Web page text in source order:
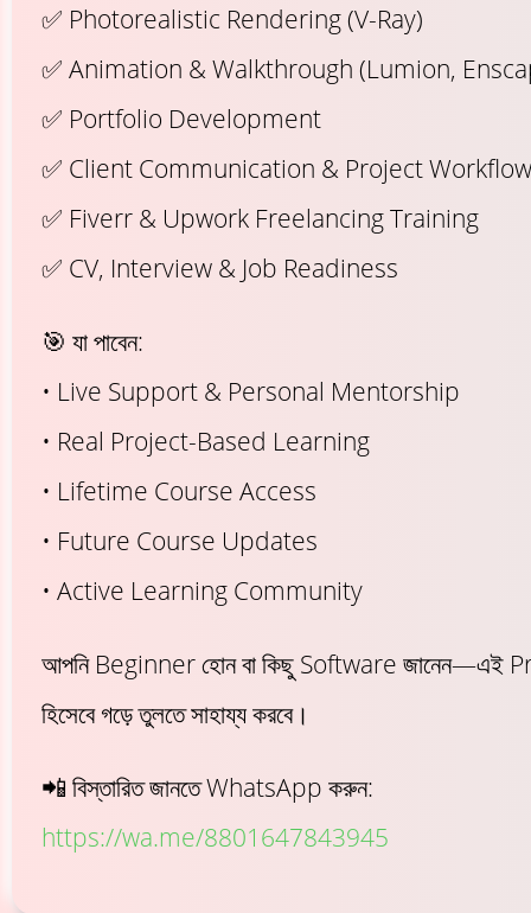
✅ Photorealistic Rendering (V-Ray)
✅ Animation & Walkthrough (Lumion,
✅ Portfolio Development
✅ Client Communication & Project Workflow
✅ Fiverr & Upwork Freelancing Training
✅ CV, Interview & Job Readiness
🎯 যা পাবেন:
• Live Support & Personal Mentorship
• Real Project-Based Learning
• Lifetime Course Access
• Future Course Updates
• Active Learning Community
আপনি Beginner হোন বা কিছু Software জানেন—এই
হিসেবে গড়ে তুলতে সাহায্য করবে।
📲 বিস্তারিত জানতে WhatsApp করুন:
https://wa.me/8801647843945